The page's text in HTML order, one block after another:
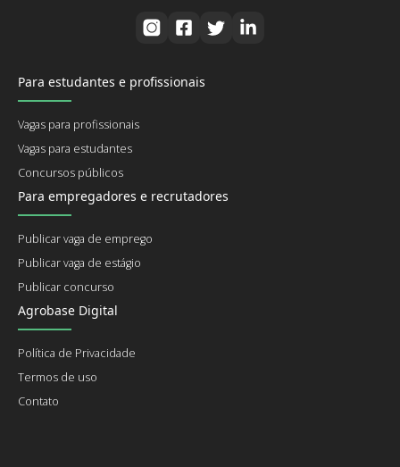
Para estudantes e profissionais
Vagas para profissionais
Vagas para estudantes
Concursos públicos
Para empregadores e recrutadores
Publicar vaga de emprego
Publicar vaga de estágio
Publicar concurso
Agrobase Digital
Política de Privacidade
Termos de uso
Contato